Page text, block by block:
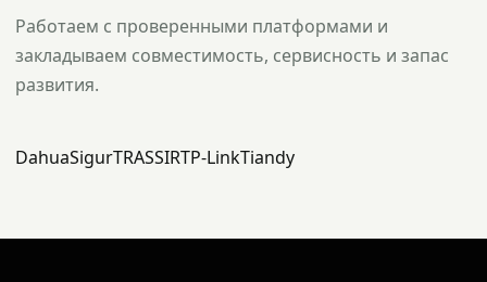
Работаем с проверенными платформами и
закладываем совместимость, сервисность и запас
развития.
DahuaSigurTRASSIRTP-LinkTiandy